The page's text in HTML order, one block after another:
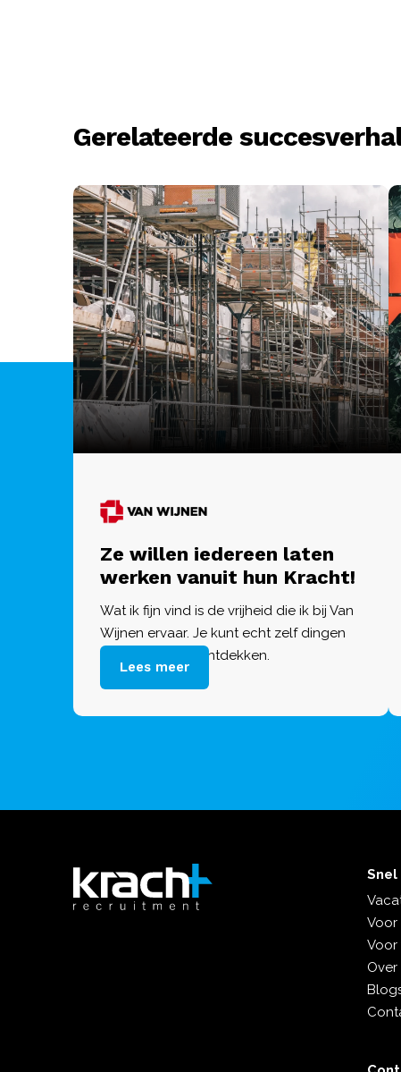
Gerelateerde
Ze willen iedereen laten
werken vanuit hun Kracht!
Wat ik fijn vind is de vrijheid die ik bij Van
Wijnen ervaar. Je kunt echt zelf dingen
uitproberen en ontdekken.
Lees meer
Snel
Voor
Voor
Over